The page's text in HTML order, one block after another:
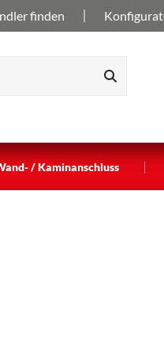
finden
/ Kaminanschluss |